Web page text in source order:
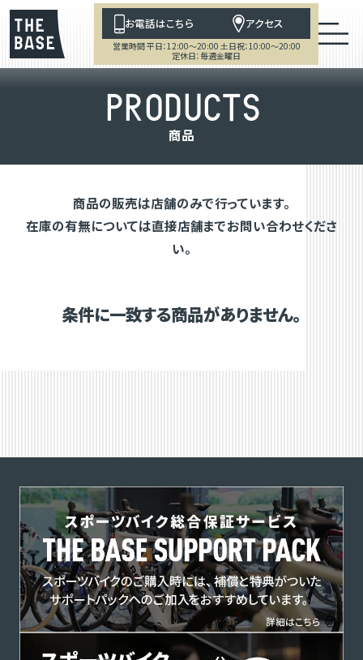
お電話はこちら アクセス
営業時間 平日：12:00～20:00 土日祝：10:00～20:00
定休日：毎週金曜日
PRODUCTS
商品
商品の販売は店舗のみで行っています。
在庫の有無については直接店舗までお問い合わせくださ
い。
条件に一致する商品がありません。